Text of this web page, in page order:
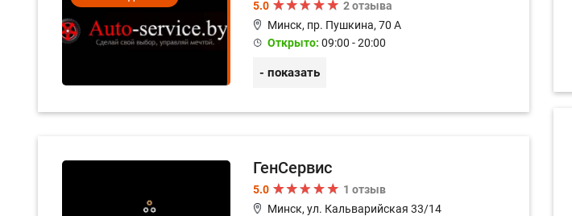
5.0
2 отзыва
Минск, пр. Пушкина, 70 А
Открыто: 09:00 - 20:00
- показать
ГенСервис
5.0
1 отзыв
Минск, ул. Кальварийская 33/14